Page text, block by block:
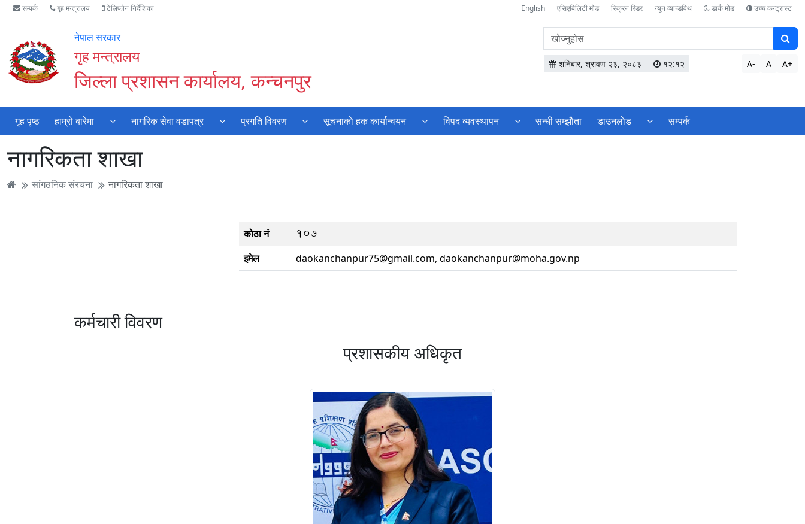
Accessibility
Mode
गर्नुहोस्
मुख्य
सामाग्री
मुख्य
नेभिगेसन
वेबसाइट
खोजमा
सम्पर्क गृह मन्त्रालय टेलिफोन निर्देशिका English एसिएबिलिटी मोड स्क्रिन रिडर न्यून व्यान्डविथ डार्क मोड उच्च कन्ट्रास्ट
नेपाल सरकार
गृह मन्त्रालय
जिल्ला प्रशासन कार्यालय, कन्चनपुर
वेबसाइटमा
सामग्री
खोज्नुहोस
शनिबार, श्रावण २३, २०८३ १२:१२ A- A A+
गृह पृष्ठ हाम्रो बारेमा नागरिक सेवा वडापत्र प्रगति विवरण सूचनाकाे हक कार्यान्वयन विपद व्यवस्थापन सन्धी सम्झाैता डाउनलाेड सम्पर्क
नागरिकता शाखा
सांगठनिक संरचना नागरिकता शाखा
कोठा नं १०७
इमेल daokanchanpur75@gmail.com, daokanchanpur@moha.gov.np
कर्मचारी विवरण
प्रशासकीय अधिकृत